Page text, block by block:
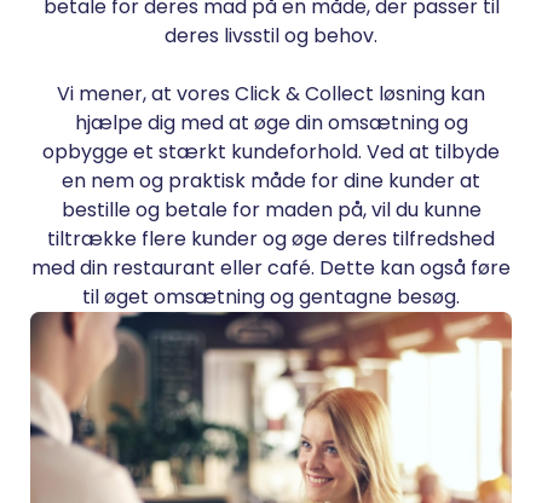
betale for deres mad på en måde, der passer til
deres livsstil og behov.
Vi mener, at vores Click & Collect løsning kan
hjælpe dig med at øge din omsætning og
opbygge et stærkt kundeforhold. Ved at tilbyde
en nem og praktisk måde for dine kunder at
bestille og betale for maden på, vil du kunne
tiltrække flere kunder og øge deres tilfredshed
med din restaurant eller café. Dette kan også føre
til øget omsætning og gentagne besøg.